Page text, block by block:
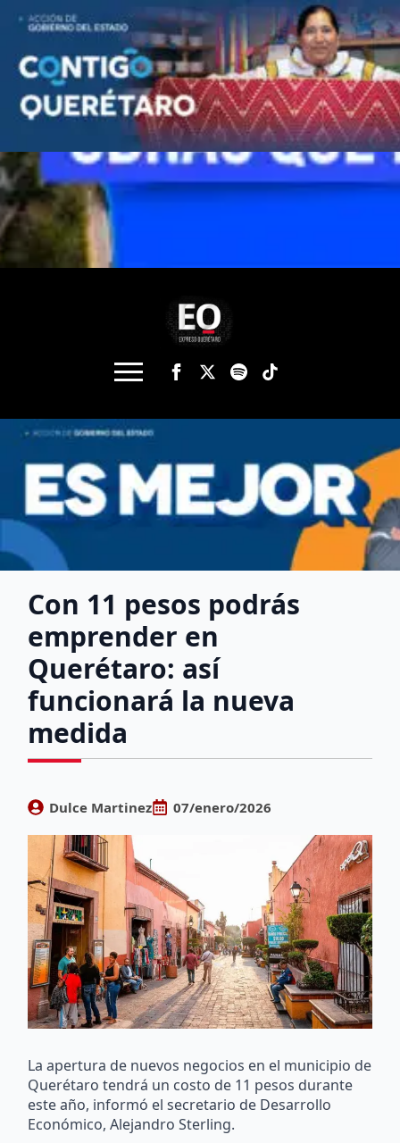
Con 11 pesos podrás
emprender en
Querétaro: así
funcionará la nueva
medida
Dulce Martinez 07/enero/2026
La apertura de nuevos negocios en el municipio de
Querétaro tendrá un costo de 11 pesos durante
este año, informó el secretario de Desarrollo
Económico, Alejandro Sterling.